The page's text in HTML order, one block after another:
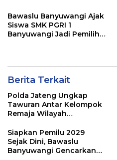
Depan Gerbang Sekolah
Bawaslu Banyuwangi Ajak
Siswa SMK PGRI 1
Banyuwangi Jadi Pemilih
Berita Terkait
Polda Jateng Ungkap
Tawuran Antar Kelompok
Remaja Wilayah
Tersangka dan 17 DPO
Siapkan Pemilu 2029
Sejak Dini, Bawaslu
Banyuwangi Gencarkan